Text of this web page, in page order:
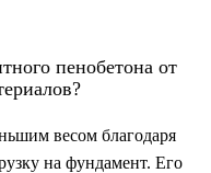
пенобетона от
весом благодаря
на фундамент. Его